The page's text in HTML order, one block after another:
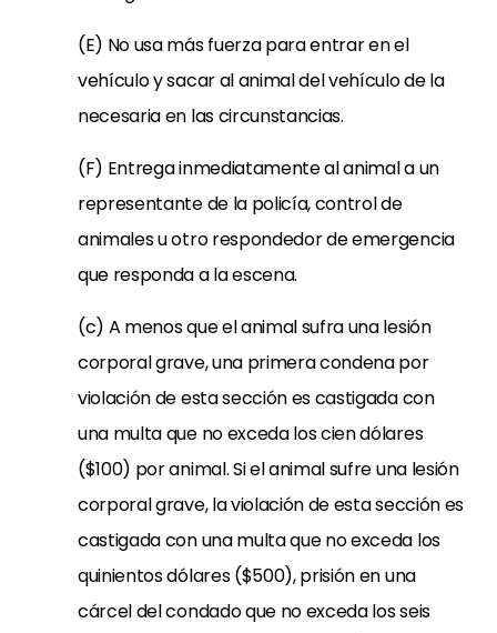
(E) No usa más fuerza para entrar en el
vehículo y sacar al animal del vehículo de la
necesaria en las circunstancias.
(F) Entrega inmediatamente al animal a un
representante de la policía, control de
animales u otro respondedor de emergencia
que responda a la escena.
(c) A menos que el animal sufra una lesión
corporal grave, una primera condena por
violación de esta sección es castigada con
una multa que no exceda los cien dólares
($100) por animal. Si el animal sufre una lesión
corporal grave, la violación de esta sección es
castigada con una multa que no exceda los
quinientos dólares ($500), prisión en una
cárcel del condado que no exceda los seis